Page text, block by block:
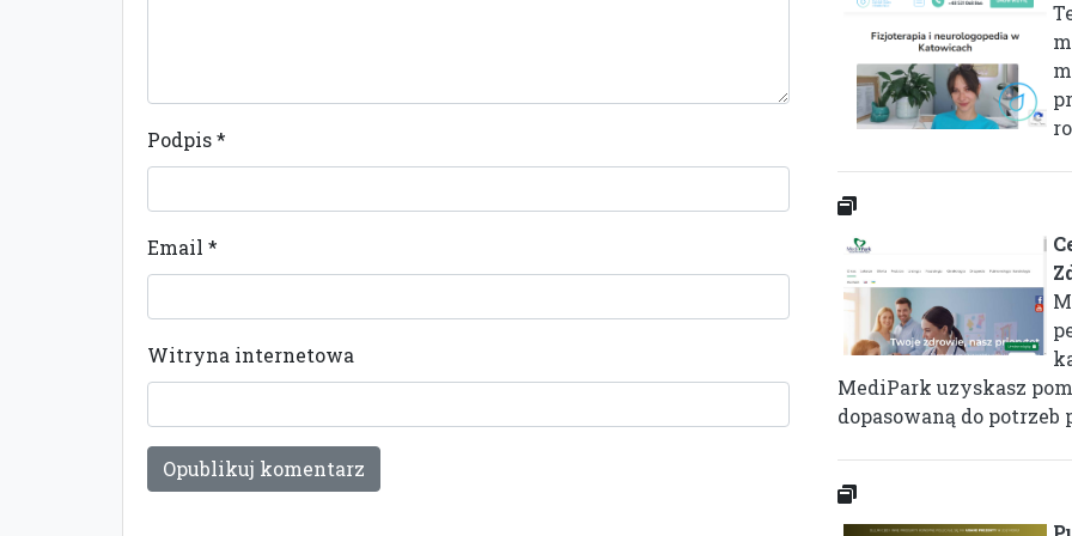
Podpis*
Email *
Witryna internetowa
MediPark uzyskasz
dopasowaną do potrzeb